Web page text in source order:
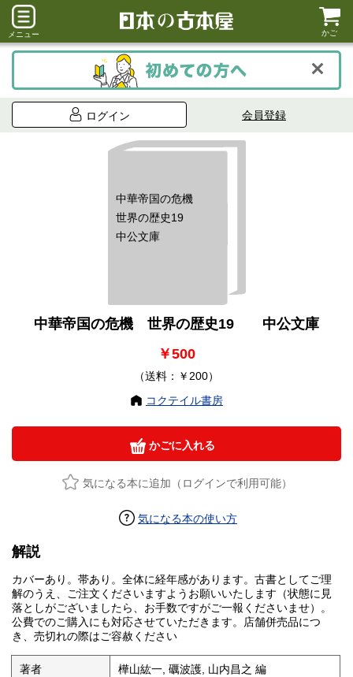
メニュー かご
ログイン 会員登録
中華帝国の危機
世界の歴史19
中公文庫
中華帝国の危機 世界の歴史19 中公文庫
￥500
（送料：￥200）
コクテイル書房
かごに入れる
気になる本に追加（ログインで利用可能）
気になる本の使い方
解説
カバーあり。帯あり。全体に経年感があります。古書としてご理
解のうえ、ご注文くださいますようお願いいたします（状態に見
落としがございましたら、お手数ですがご一報くださいませ）。
公費でのご購入にも対応させていただきます。店舗併売品につ
き、売切れの際はご容赦ください
著者 樺山紘一, 礪波護, 山内昌之 編